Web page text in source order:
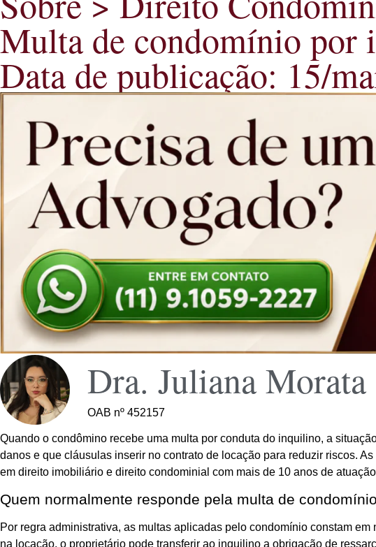
Multa de condomínio por
Data de publicação: 15/
Dra. Juliana Morata
OAB nº 452157
Quando o condômino recebe uma multa por conduta do inquilino, a
danos e que cláusulas inserir no contrato de locação para reduzir riscos.
em direito imobiliário e direito condominial com mais de 10 anos de
Quem normalmente responde pela multa de
Por regra administrativa, as multas aplicadas pelo condomínio constam
na locação, o proprietário pode transferir ao inquilino a obrigação de